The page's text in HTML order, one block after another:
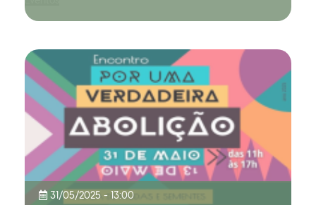
31/05/2025 - 13:00